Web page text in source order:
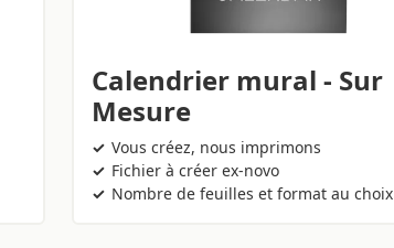
Calendrier mural - Sur
Mesure
Vous créez, nous imprimons
Fichier à créer ex-novo
Nombre de feuilles et format au choix